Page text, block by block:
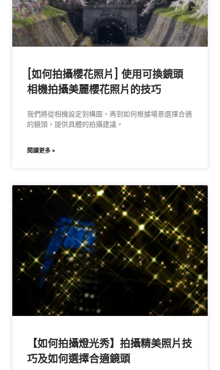
[如何拍攝櫻花照片] 使用可換鏡頭
相機拍攝美麗櫻花照片的技巧
我們將從相機設定到構圖，再到如何根據場景選擇合適
的鏡頭，提供具體的拍攝建議。
閱讀更多 »
【如何拍攝燈光秀】拍攝精美照片技
巧及如何選擇合適鏡頭